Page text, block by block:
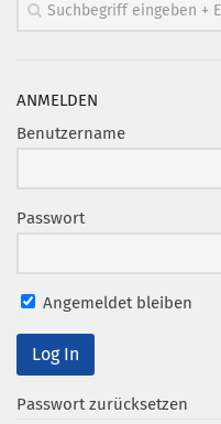
Bundesverband
CLUB-KOMMUNIKATION
MCM Club TV
PODCAST
AKTUELLES
ANMELDEN
Benutzername
Passwort
Angemeldet bleiben
Passwort zurücksetzen